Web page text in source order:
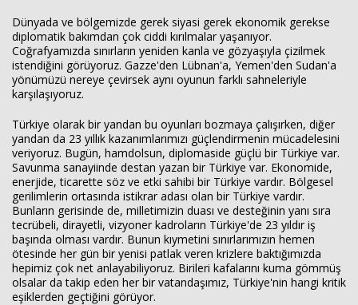
Dünyada ve bölgemizde gerek siyasi gerek ekonomik gerekse
diplomatik bakımdan çok ciddi kırılmalar yaşanıyor.
Coğrafyamızda sınırların yeniden kanla ve gözyaşıyla çizilmek
istendiğini görüyoruz. Gazze'den Lübnan'a, Yemen'den Sudan'a
yönümüzü nereye çevirsek aynı oyunun farklı sahneleriyle
karşılaşıyoruz.
Türkiye olarak bir yandan bu oyunları bozmaya çalışırken, diğer
yandan da 23 yıllık kazanımlarımızı güçlendirmenin mücadelesini
veriyoruz. Bugün, hamdolsun, diplomaside güçlü bir Türkiye var.
Savunma sanayiinde destan yazan bir Türkiye var. Ekonomide,
enerjide, ticarette söz ve etki sahibi bir Türkiye vardır. Bölgesel
gerilimlerin ortasında istikrar adası olan bir Türkiye vardır.
Bunların gerisinde de, milletimizin duası ve desteğinin yanı sıra
tecrübeli, dirayetli, vizyoner kadroların Türkiye'de 23 yıldır iş
başında olması vardır. Bunun kıymetini sınırlarımızın hemen
ötesinde her gün bir yenisi patlak veren krizlere baktığımızda
hepimiz çok net anlayabiliyoruz. Birileri kafalarını kuma gömmüş
olsalar da takip eden her bir vatandaşımız, Türkiye'nin hangi kritik
eşiklerden geçtiğini görüyor.